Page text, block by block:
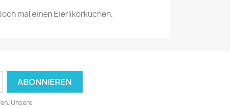
mal einen Eierlikörkuchen.
Unsere